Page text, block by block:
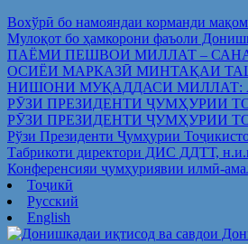
Вохўрӣ бо намояндаи корманди
Мулоқот бо ҳамкорони фаъоли
ПАЁМИ ПЕШВОИ МИЛЛАТ –
ОСИЁИ МАРКАЗӢ МИНТАҚАИ
НИШОНИ МУҚАДДАСИ МИЛЛАТ:
РӮЗИ ПРЕЗИДЕНТИ ҶУМҲУРИИ
РӮЗИ ПРЕЗИДЕНТИ ҶУМҲУРИИ
Рўзи Президенти Ҷумҳурии
Табрикоти директори ДИС ДДТТ,
Конференсияи ҷумҳуриявии илмӣ-
Тоҷикӣ
Русский
English